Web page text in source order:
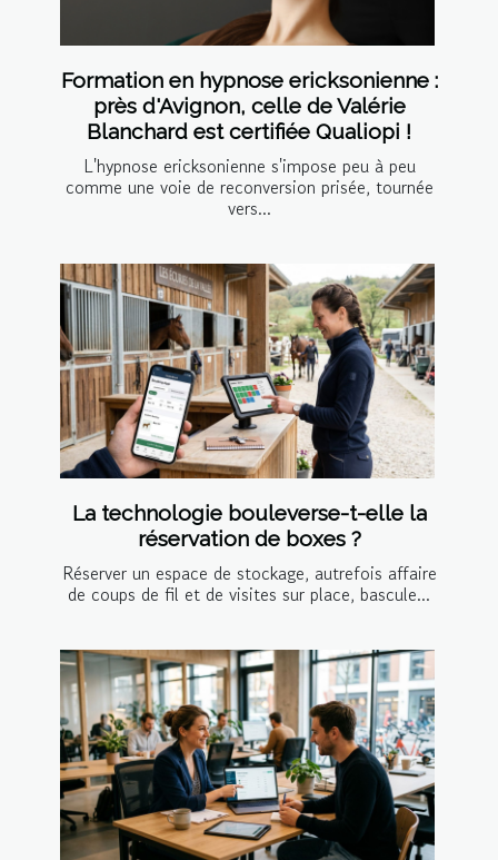
Formation en hypnose ericksonienne :
près d'Avignon, celle de Valérie
Blanchard est certifiée Qualiopi !
L'hypnose ericksonienne s'impose peu à peu
comme une voie de reconversion prisée, tournée
vers...
La technologie bouleverse-t-elle la
réservation de boxes ?
Réserver un espace de stockage, autrefois affaire
de coups de fil et de visites sur place, bascule...